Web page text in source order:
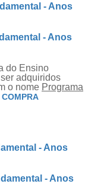
- Anos
- Anos
do Ensino
adquiridos
o nome Programa
- Anos
- Anos